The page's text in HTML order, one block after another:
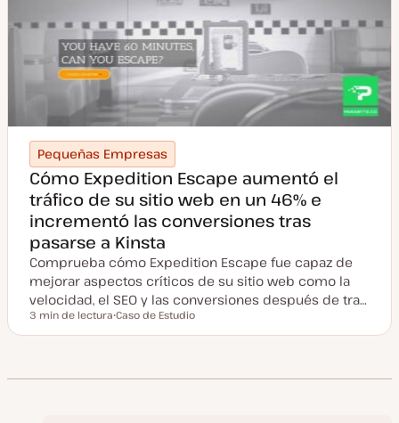
s
t
Pequeñas Empresas
Cómo Expedition Escape aumentó el
tráfico de su sitio web en un 46% e
incrementó las conversiones tras
pasarse a Kinsta
Comprueba cómo Expedition Escape fue capaz de
mejorar aspectos críticos de su sitio web como la
velocidad, el SEO y las conversiones después de tra…
Tiempo de lectura
3 min de lectura
i
Caso de Estudio